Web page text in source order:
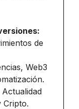
de
Web3
Actualidad
Cripto.